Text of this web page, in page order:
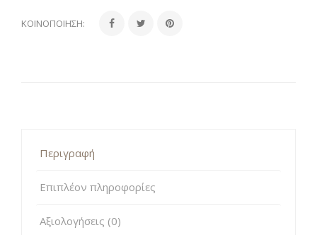
ΚΟΙΝΟΠΟΊΗΣΗ:
Περιγραφή
Επιπλέον πληροφορίες
Αξιολογήσεις (0)